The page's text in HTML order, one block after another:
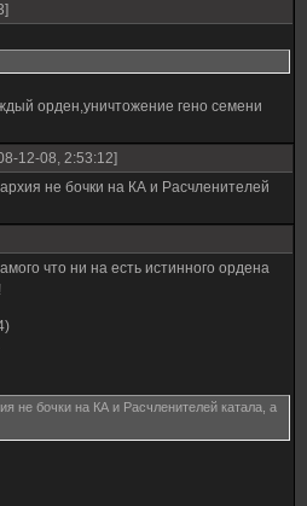
орден,уничтожение гено семени
12-08, 2:53:12]
не бочки на КА и Расчленителей
что ни на есть истинного ордена
не бочки на КА и Расчленителей катала, а